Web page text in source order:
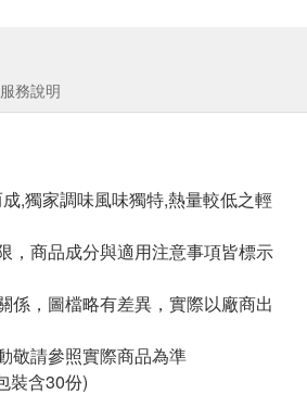
務說明
,獨家調味風味獨特,熱量較低之輕
，商品成分與適用注意事項皆標示
係，圖檔略有差異，實際以廠商出
敬請參照實際商品為準
裝含30份)